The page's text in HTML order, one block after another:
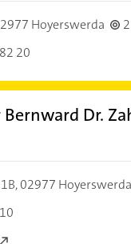
Hoyerswerda
20
Dr.
02977 Hoyerswerda